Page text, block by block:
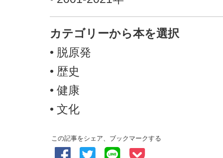
カテゴリーから本を選択
• 脱原発
• 歴史
• 健康
• 文化
この記事をシェア、ブックマークする